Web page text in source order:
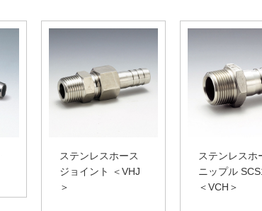
ステンレスホース
ジョイント ＜VHJ
＞
ステンレスホ
ニップル
＜VCH＞